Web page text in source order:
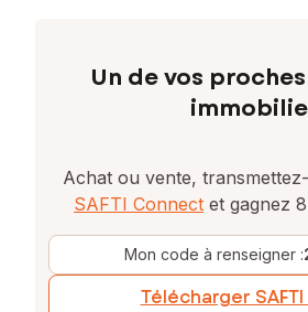
Un de vos
Achat ou vente,
SAFTI Connect et gagnez
Mon code à renseigner :
Télécharger